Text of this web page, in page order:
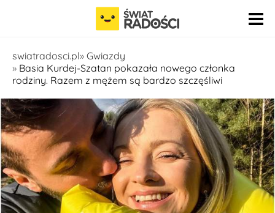
Pomiń nawigację
swiatradosci.pl Gwiazdy
Basia Kurdej-Szatan pokazała nowego członka
rodziny. Razem z mężem są bardzo szczęśliwi